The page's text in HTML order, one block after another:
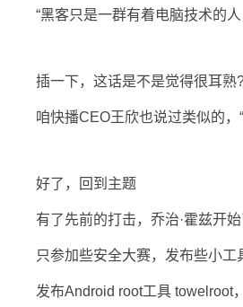
“黑客只是一群有着电脑技术的
插一下，这话是不是觉得很耳熟
咱快播CEO王欣也说过类似的，
好了，回到主题
有了先前的打击，乔治·霍兹开
只参加些安全大赛，发布些小工
发布Android root工具 towelroot